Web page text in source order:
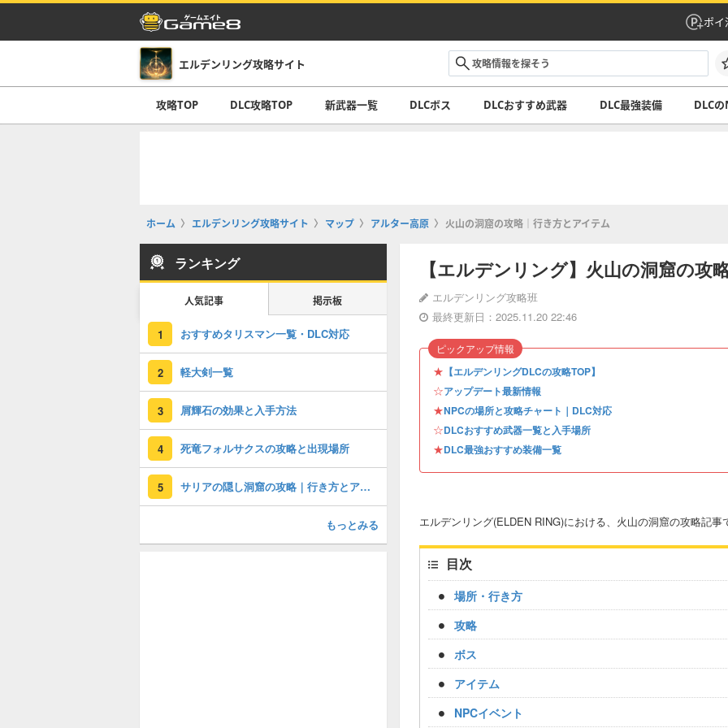
ポイ
エルデンリング攻略サイト
攻略TOP DLC攻略TOP 新武器一覧 DLCボス DLCおすすめ武器 DLC最強装備 DLCの
ホーム エルデンリング攻略サイト マップ アルター高原 火山の洞窟の攻略｜行き方とアイテム
【エルデンリング】火山の洞窟の攻
エルデンリング攻略班
最終更新日：2025.11.20 22:46
★ 【エルデンリングDLCの攻略TOP】
☆アップデート最新情報
★NPCの場所と攻略チャート｜DLC対応
☆DLCおすすめ武器一覧と入手場所
★DLC最強おすすめ装備一覧
ピックアップ情報
エルデンリング(ELDEN RING)における、火山の洞窟の攻略記事
目次
場所・行き方
攻略
ボス
アイテム
NPCイベント
ランキング
人気記事 掲示板
1 おすすめタリスマン一覧・DLC対応
2 軽大剣一覧
3 屑輝石の効果と入手方法
4 死竜フォルサクスの攻略と出現場所
5 サリアの隠し洞窟の攻略｜行き方とアイテム
もっとみる